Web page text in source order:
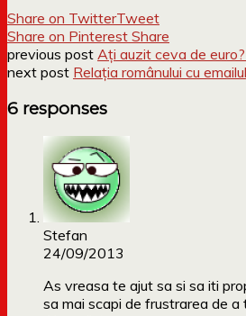
Share on TwitterTweet
Share on Pinterest Share
previous post Ați auzit ceva de euro?
next post Relația românului cu
6 responses
Stefan
24/09/2013
As vreasa te ajut sa si sa iti
sa mai scapi de frustrarea de a